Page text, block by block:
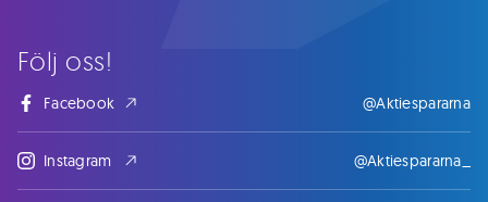
Följ oss!
Facebook @Aktiespararna
Instagram @Aktiespararna_